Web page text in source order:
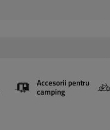
Accesorii pentru
camping